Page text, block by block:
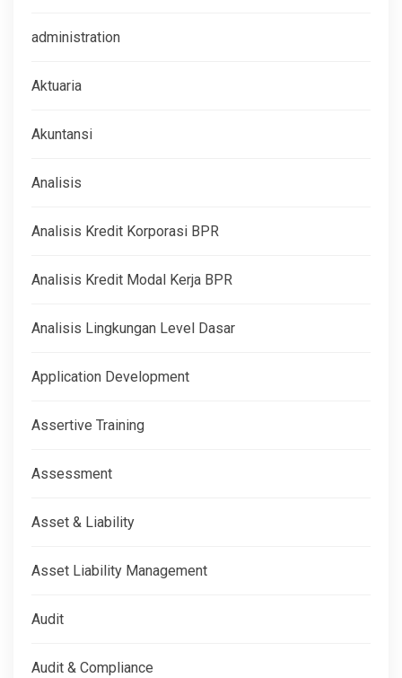
administration
Aktuaria
Akuntansi
Analisis
Analisis Kredit Korporasi BPR
Analisis Kredit Modal Kerja BPR
Analisis Lingkungan Level Dasar
Application Development
Assertive Training
Assessment
Asset & Liability
Asset Liability Management
Audit
Audit & Compliance